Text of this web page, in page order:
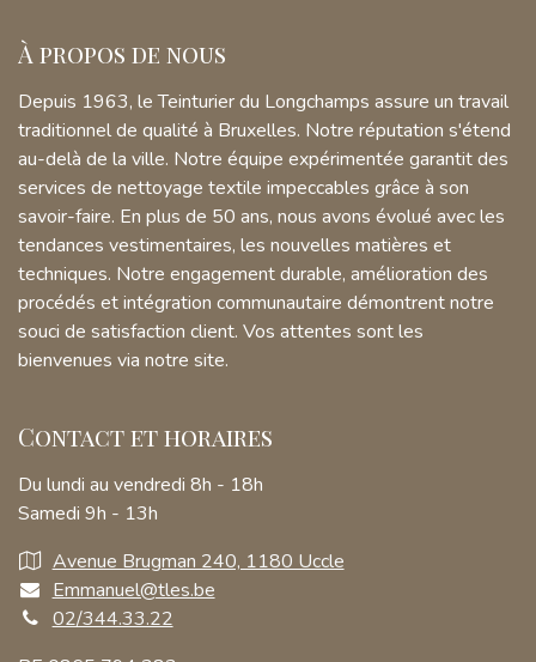
À propos de nous
Depuis 1963, le Teinturier du Longchamps assure un travail
traditionnel de qualité à Bruxelles. Notre réputation s'étend
au-delà de la ville. Notre équipe expérimentée garantit des
services de nettoyage textile impeccables grâce à son
savoir-faire. En plus de 50 ans, nous avons évolué avec les
tendances vestimentaires, les nouvelles matières et
techniques. Notre engagement durable, amélioration des
procédés et intégration communautaire démontrent notre
souci de satisfaction client. Vos attentes sont les
bienvenues via notre site.
Contact et horaires
Du lundi au vendredi 8h - 18h
Samedi 9h - 13h
Avenue Brugman 240, 1180 Uccle
Emmanuel@tles.be
02/344.33.22